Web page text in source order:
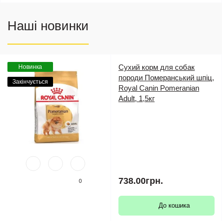
Наші новинки
Новинка
Закінчується
0
Сухий корм для собак
породи Померанський шпіц,
Royal Canin Pomeranian
Adult, 1,5кг
738.00грн.
До кошика